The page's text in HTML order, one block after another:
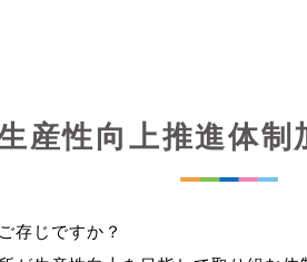
産性向上推進体制
存じですか？